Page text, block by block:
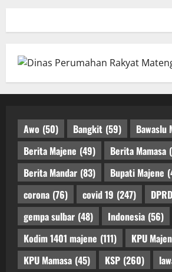
Awo (50) Bangkit (59) Bawaslu
Berita Majene (49) Berita Mamasa
Berita Mandar (83) Bupati Majene
corona (76) covid 19 (247)
gempa sulbar (48) Indonesia (56)
Kodim 1401 majene (111) KPU
KPU Mamasa (45) KSP (260)